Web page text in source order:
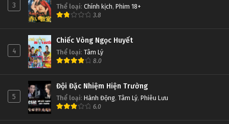
3 Thể loại: Chính kịch, Phim 18+
3.8
4
Chiếc Vòng Ngọc Huyết
Thể loại: Tâm Lý
8.0
5
Đội Đặc Nhiệm Hiện Trường
Thể loại: Hành Động, Tâm Lý, Phiêu Lưu
6.0